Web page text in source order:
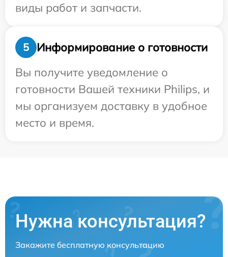
виды работ и запчасти.
5
Информирование о готовности
Вы получите уведомление о
готовности Вашей техники Philips, и
мы организуем доставку в удобное
место и время.
Нужна консультация?
Закажите бесплатную консультацию